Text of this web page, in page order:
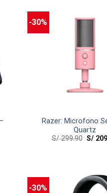
-30%
Razer: Microfono
Quartz
S/299.90 S/
-30%